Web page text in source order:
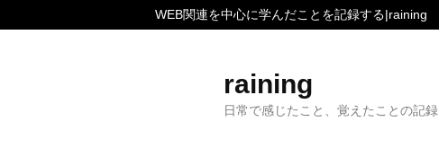
WEB関連を中心に学んだことを記録する|raining
raining
日常で感じたこと、覚えたことの記録